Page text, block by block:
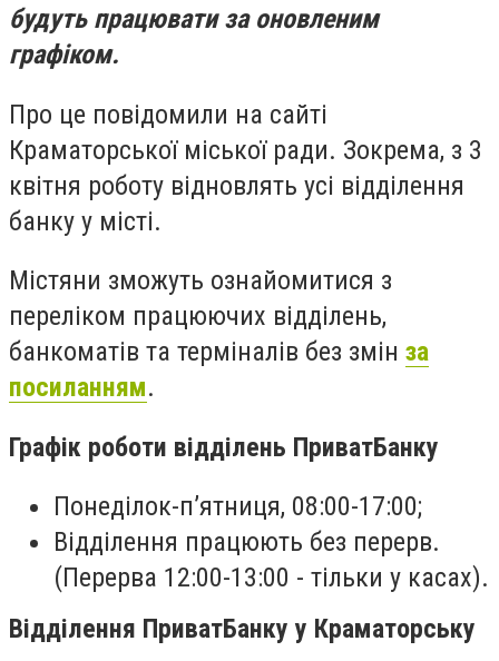
будуть працювати за оновленим
графіком.
Про це повідомили на сайті
Краматорської міської ради. Зокрема, з 3
квітня роботу відновлять усі відділення
банку у місті.
Містяни зможуть ознайомитися з
переліком працюючих відділень,
банкоматів та терміналів без змін за
посиланням.
Графік роботи відділень ПриватБанку
Понеділок-пʼятниця, 08:00-17:00;
Відділення працюють без перерв.
(Перерва 12:00-13:00 - тільки у касах).
Відділення ПриватБанку у Краматорську